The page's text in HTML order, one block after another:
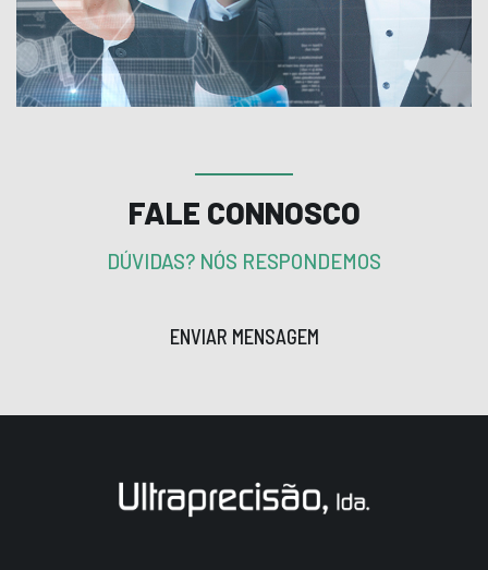
FALE CONNOSCO
DÚVIDAS? NÓS RESPONDEMOS
ENVIAR MENSAGEM